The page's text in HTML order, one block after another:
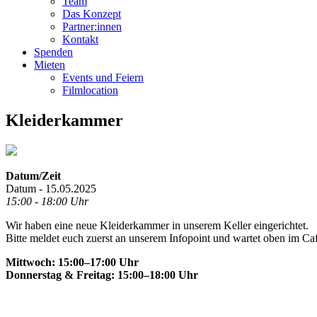
Das Konzept
Partner:innen
Kontakt
Spenden
Mieten
Events und Feiern
Filmlocation
Kleiderkammer
Datum/Zeit
Datum - 15.05.2025
15:00 - 18:00 Uhr
Wir haben eine neue Kleiderkammer in unserem Keller eingerichtet.
Bitte meldet euch zuerst an unserem Infopoint und wartet oben im
Mittwoch: 15:00–17:00 Uhr
Donnerstag & Freitag: 15:00–18:00 Uhr